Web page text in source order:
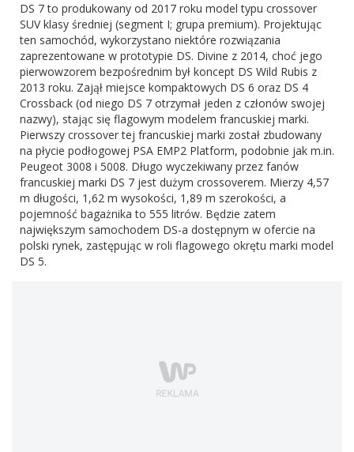
DS 7 to produkowany od 2017 roku model typu crossover
SUV klasy średniej (segment I; grupa premium). Projektując
ten samochód, wykorzystano niektóre rozwiązania
zaprezentowane w prototypie DS. Divine z 2014, choć jego
pierwowzorem bezpośrednim był koncept DS Wild Rubis z
2013 roku. Zajął miejsce kompaktowych DS 6 oraz DS 4
Crossback (od niego DS 7 otrzymał jeden z członów swojej
nazwy), stając się flagowym modelem francuskiej marki.
Pierwszy crossover tej francuskiej marki został zbudowany
na płycie podłogowej PSA EMP2 Platform, podobnie jak m.in.
Peugeot 3008 i 5008. Długo wyczekiwany przez fanów
francuskiej marki DS 7 jest dużym crossoverem. Mierzy 4,57
m długości, 1,62 m wysokości, 1,89 m szerokości, a
pojemność bagażnika to 555 litrów. Będzie zatem
największym samochodem DS-a dostępnym w ofercie na
polski rynek, zastępując w roli flagowego okrętu marki model
DS 5.